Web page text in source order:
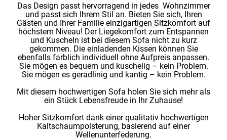
Das Design passt hervorragend in jedes Wohnzimmer
und passt sich Ihrem Stil an. Bieten Sie sich, Ihren
Gästen und Ihrer Familie einzigartigen Sitzkomfort auf
höchstem Niveau! Der Liegekomfort zum Entspannen
und Kuscheln ist bei diesem Sofa nicht zu kurz
gekommen. Die einladenden Kissen können Sie
ebenfalls farblich individuell ohne Aufpreis anpassen.
Sie mögen es bequem und kuschelig – kein Problem.
Sie mögen es geradlinig und kantig – kein Problem.
Mit diesem hochwertigen Sofa holen Sie sich mehr als
ein Stück Lebensfreude in Ihr Zuhause!
Hoher Sitzkomfort dank einer qualitativ hochwertigen
Kaltschaumpolsterung, basierend auf einer
Wellenunterfederung.